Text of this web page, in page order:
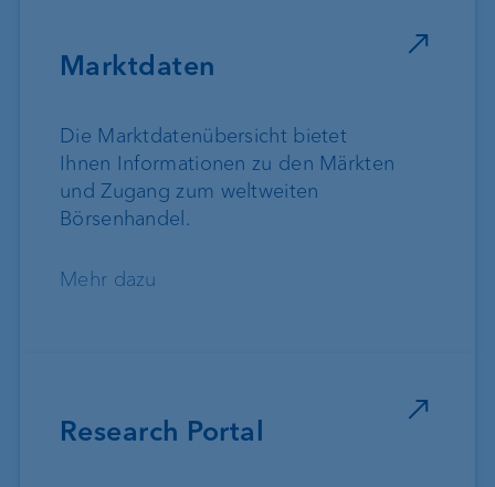
Marktdaten
Die Marktdatenübersicht bietet
Ihnen Informationen zu den Märkten
und Zugang zum weltweiten
Börsenhandel.
Mehr dazu
Research Portal